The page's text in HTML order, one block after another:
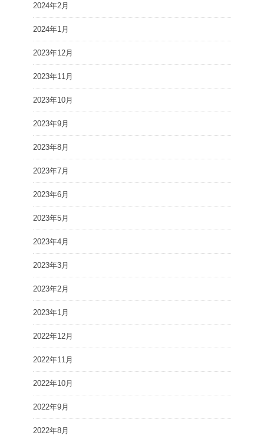
2024年2月
2024年1月
2023年12月
2023年11月
2023年10月
2023年9月
2023年8月
2023年7月
2023年6月
2023年5月
2023年4月
2023年3月
2023年2月
2023年1月
2022年12月
2022年11月
2022年10月
2022年9月
2022年8月